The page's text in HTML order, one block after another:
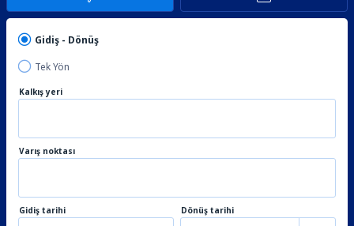
Gidiş - Dönüş
Tek Yön
Kalkış yeri
Varış noktası
Gidiş tarihi Dönüş tarihi